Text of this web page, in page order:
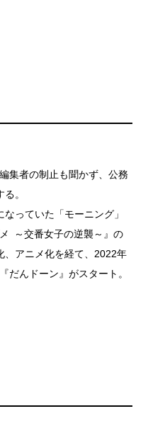
集者の制止も聞かず、公務
。
っていた「モーニング」
～交番女子の逆襲～』の
、アニメ化を経て、2022年
だんドーン』がスタート。